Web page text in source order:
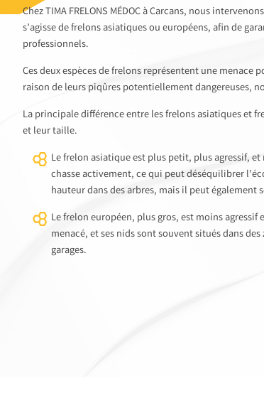
Chez TIMA FRELONS MÉDOC à Carcans, nous
s’agisse de frelons asiatiques ou européens, afin de
professionnels.
Ces deux espèces de frelons représentent une menace
raison de leurs piqûres potentiellement dangereuses,
La principale différence entre les frelons asiatiques et
et leur taille.
Le frelon asiatique est plus petit, plus agressif,
chasse activement, ce qui peut déséquilibrer
hauteur dans des arbres, mais il peut également
Le frelon européen, plus gros, est moins
menacé, et ses nids sont souvent situés dans
garages.